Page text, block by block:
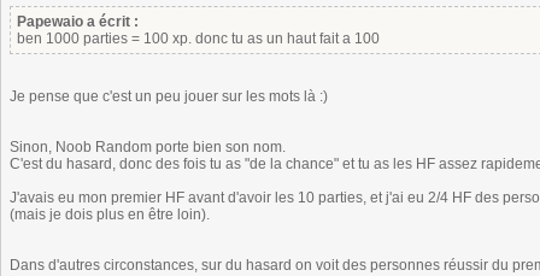
Papewaio a écrit :
ben 1000 parties = 100 xp. donc tu as un haut fait a 100
Je pense que c'est un peu jouer sur les mots là :)
Sinon, Noob Random porte bien son nom.
C'est du hasard, donc des fois tu as "de la chance" et tu as les HF assez
J'avais eu mon premier HF avant d'avoir les 10 parties, et j'ai eu 2/4 HF des
(mais je dois plus en être loin).
Dans d'autres circonstances, sur du hasard on voit des personnes réussir du